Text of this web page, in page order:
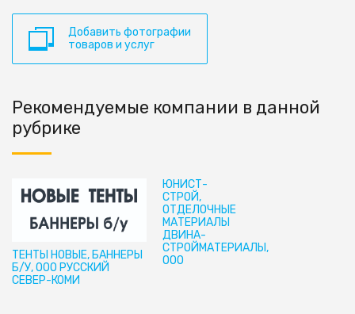
Добавить фотографии
товаров и услуг
Рекомендуемые компании в данной
рубрике
ТЕНТЫ НОВЫЕ, БАННЕРЫ
Б/У, ООО РУССКИЙ
СЕВЕР-КОМИ
ЮНИСТ-
СТРОЙ,
ОТДЕЛОЧНЫЕ
МАТЕРИАЛЫ
ДВИНА-
СТРОЙМАТЕРИАЛЫ,
ООО